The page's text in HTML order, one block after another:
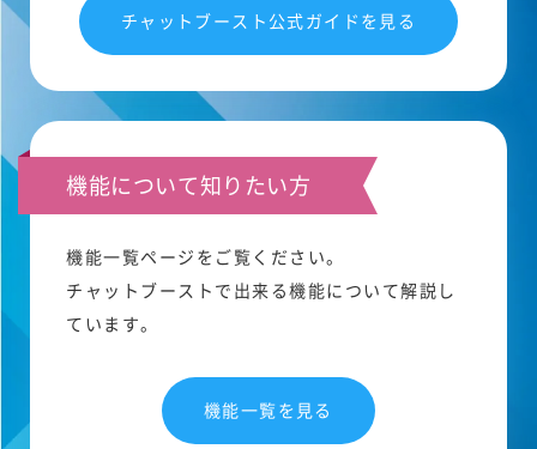
チャットブースト公式ガイドを見る
機能について知りたい方
機能一覧ページをご覧ください。
チャットブーストで出来る機能について解説し
ています。
機能一覧を見る